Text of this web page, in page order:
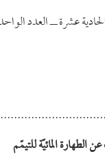
عشرة ــ العدد
المائيّة للتيمّم